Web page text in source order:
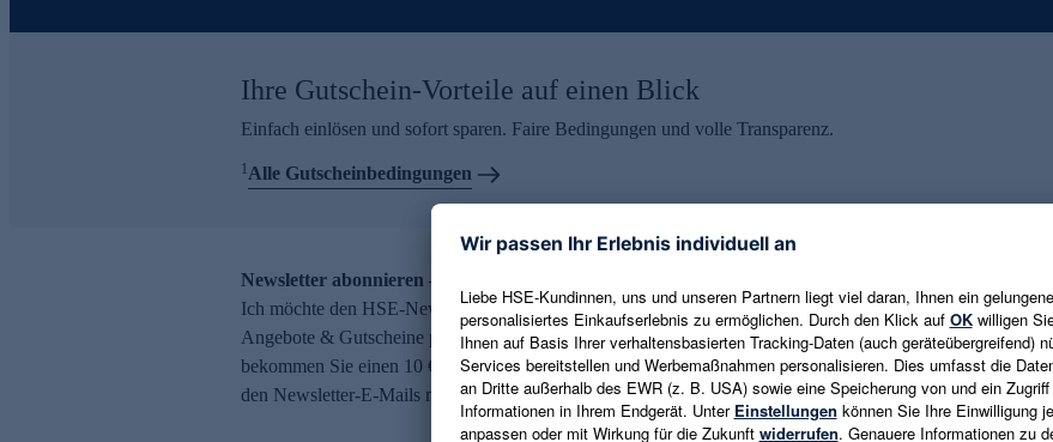
Ihre Gutschein-Vorteile auf einen Blick
Einfach einlösen und sofort sparen. Faire Bedingungen und volle Transparenz.
1Alle Gutscheinbedingungen
Newsletter abonnieren – 10 € Gutschein erhalten
Ich möchte den HSE-Newsletter abonnieren und aktuelle Trends,
Angebote & Gutscheine per E-Mail erhalten. Als Dankeschön
bekommen Sie einen 10 € Gutschein. Eine Abmeldung ist jederzeit in
den Newsletter-E-Mails möglich.
E-Mail-Adresse eingeben
Es gelten die Datenschutzrichtlinien